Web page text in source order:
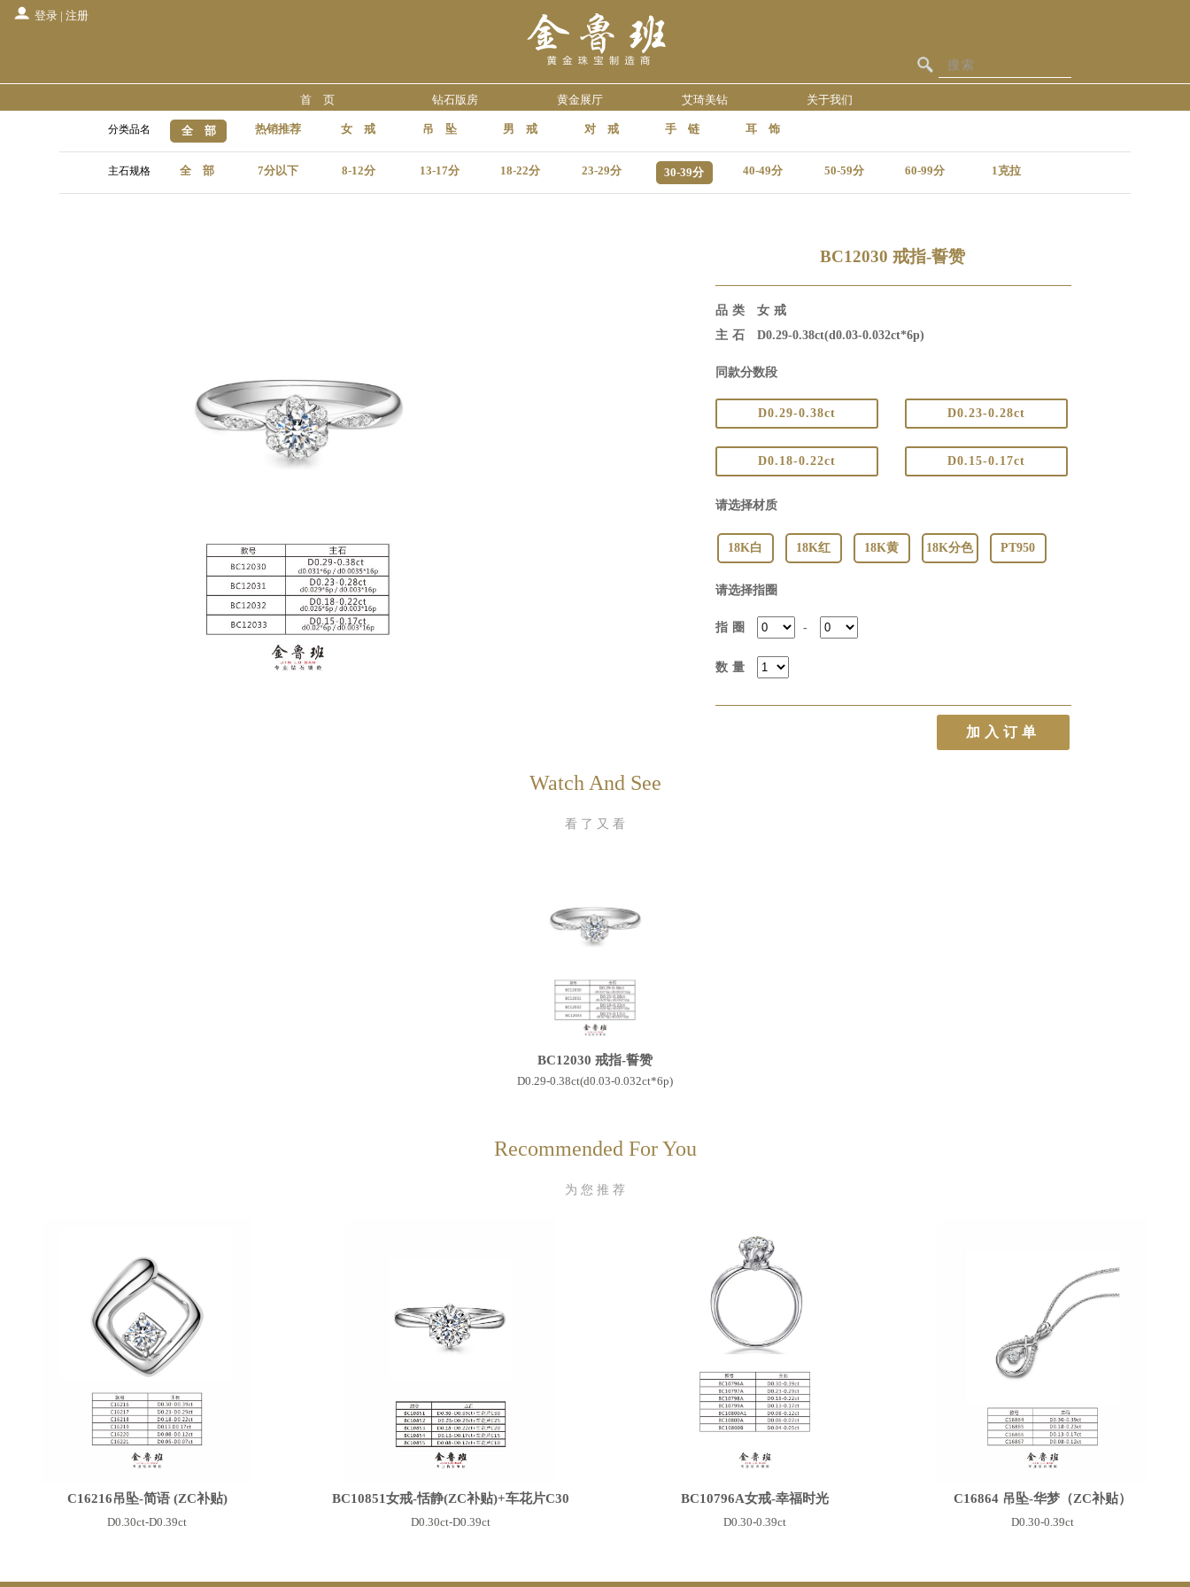
登录 | 注册
首 页 钻石版房 黄金展厅 艾琦美钻 关于我们
分类品名 全 部 热销推荐 女 戒 吊 坠 男 戒 对 戒 手 链 耳 饰
主石规格 全 部 7分以下 8-12分 13-17分 18-22分 23-29分 30-39分 40-49分 50-59分 60-99分 1克拉
BC12030 戒指-誓赞
品类 女戒
主石 D0.29-0.38ct(d0.03-0.032ct*6p)
同款分数段
D0.29-0.38ct D0.23-0.28ct
D0.18-0.22ct D0.15-0.17ct
请选择材质
18K白 18K红 18K黄 18K分色 PT950
请选择指圈
指圈 -
数量
Watch And See
看 了 又 看
BC12030 戒指-誓赞
D0.29-0.38ct(d0.03-0.032ct*6p)
Recommended For You
为 您 推 荐
C16216吊坠-简语 (ZC补贴)
D0.30ct-D0.39ct
BC10851女戒-恬静(ZC补贴)+车花片C30
D0.30ct-D0.39ct
BC10796A女戒-幸福时光
D0.30-0.39ct
C16864 吊坠-华梦（ZC补贴）
D0.30-0.39ct